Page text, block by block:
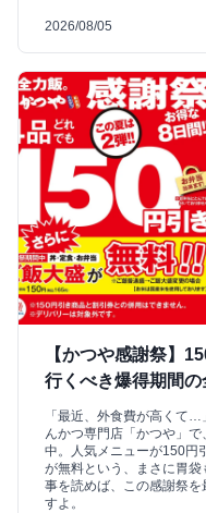
2026/08/05
【かつや感謝祭】
行くべき爆得期間の
「最近、外食費が高くて
んかつ専門店「かつや」
中。人気メニューが150円
が無料という、まさに胃
事を読めば、この感謝祭
すよ。